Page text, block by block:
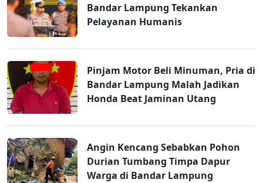
Bandar Lampung Tekankan
Pelayanan Humanis
Pinjam Motor Beli Minuman, Pria di
Bandar Lampung Malah Jadikan
Honda Beat Jaminan Utang
Angin Kencang Sebabkan Pohon
Durian Tumbang Timpa Dapur
Warga di Bandar Lampung